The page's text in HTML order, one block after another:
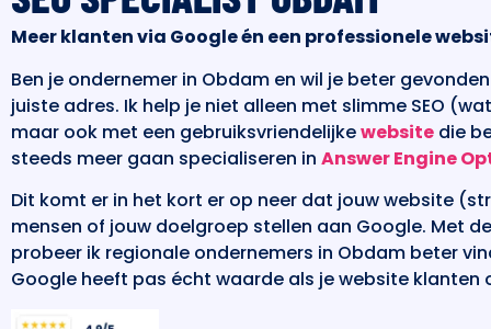
Meer klanten via Google én een professionele
Ben je ondernemer in Obdam en wil je beter
juiste adres. Ik help je niet alleen met slimme SEO
maar ook met een gebruiksvriendelijkewebsite die
steeds meer gaan specialiseren in Answer Engine
Dit komt er in het kort er op neer dat jouw website
mensen of jouw doelgroep stellen aan Google. Met
probeer ik regionale ondernemers in Obdam beter
Google heeft pas écht waarde als je website klanten